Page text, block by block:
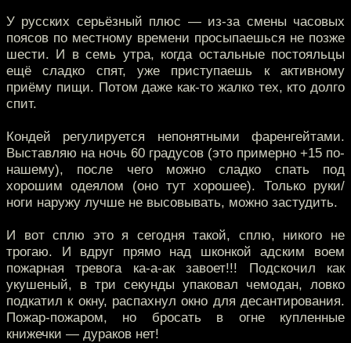
У русских серьёзный плюс — из-за смены часовых
поясов по местному времени просыпаешься не позже
шести. И в семь утра, когда остальные постояльцы
ещё сладко спят, уже приступаешь к активному
приёму пищи. Потом даже как-то жалко тех, кто долго
спит.
Кондей регулируется непонятными фаренгейтами.
Выставляю на ночь 60 градусов (это примерно +15 по-
нашему), после чего можно сладко спать под
хорошим одеялом (оно тут хорошее). Только руки/
ноги наружу лучше не высовывать, можно застудить.
И вот сплю это я сегодня такой, сплю, никого не
трогаю. И вдруг прямо над шконкой адским воем
пожарная тревога ка-а-ак завоет!!! Подскочил как
укушеный, в три секунды упаковал чемодан, ловко
подкатил к окну, распахнул окно для десантирования.
Пожар-пожаром, но бросать в огне купленные
книжечки — дураков нет!